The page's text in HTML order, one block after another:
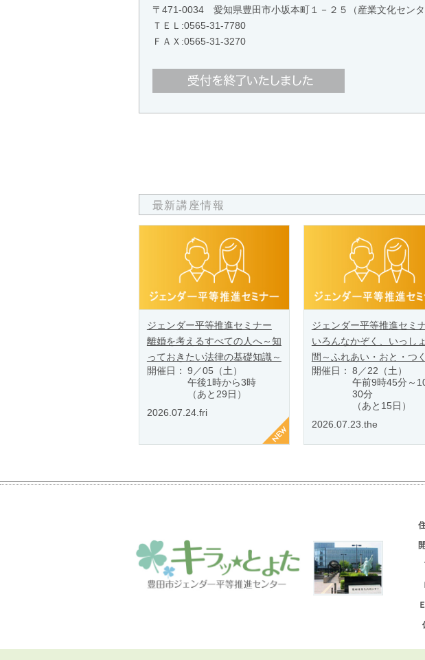
〒471-0034 愛知県豊田市小坂本町１－２５（産業文化センタ
ＴＥＬ:0565-31-7780
ＦＡＸ:0565-31-3270
最新講座情報
ジェンダー平等推進セミナー
離婚を考えるすべての人へ～知
っておきたい法律の基礎知識～
開催日： 9／05（土）
午後1時から3時
（あと29日）
2026.07.24.fri
ジェンダー平等推進セミ
いろんなかぞく、いっし
間～ふれあい・おと・つ
開催日： 8／22（土）
午前9時45分～
30分
（あと15日）
2026.07.23.the